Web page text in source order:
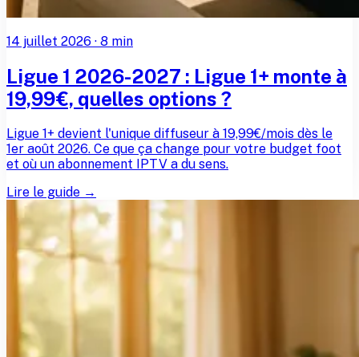
14 juillet 2026 · 8 min
Ligue 1 2026-2027 : Ligue 1+ monte à
19,99€, quelles options ?
Ligue 1+ devient l'unique diffuseur à 19,99€/mois dès le
1er août 2026. Ce que ça change pour votre budget foot
et où un abonnement IPTV a du sens.
Lire le guide →